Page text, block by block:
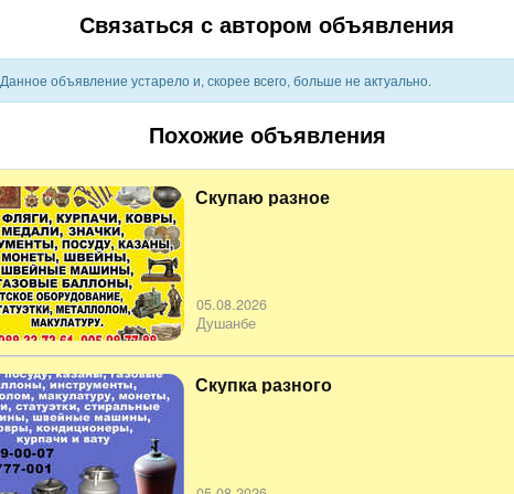
Связаться с автором объявления
Данное объявление устарело и, скорее всего, больше не актуально.
Похожие объявления
Скупаю разное
05.08.2026
Душанбе
Скупка разного